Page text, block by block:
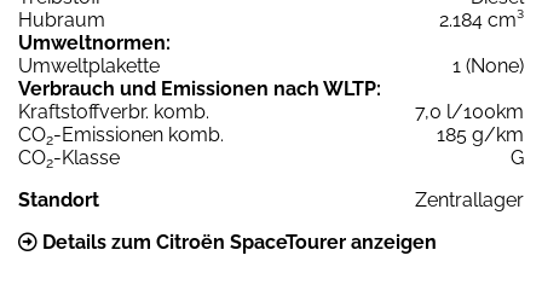
Hubraum
2.184 cm³
Umweltnormen:
Umweltplakette
1 (None)
Verbrauch und Emissionen nach WLTP:
Kraftstoffverbr. komb.
7,0 l/100km
CO2-Emissionen komb.
185 g/km
CO2-Klasse
G
Standort
Zentrallager
Details zum Citroën SpaceTourer anzeigen